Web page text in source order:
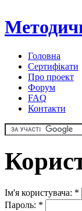
Головна
Сертифікати
Про проект
Форум
FAQ
Контакти
Ім'я користувача: *
Пароль: *